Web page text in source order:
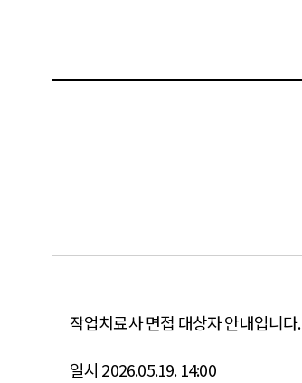
작업치료사 면접 대상자 안내입니다.
일시 2026.05.19. 14:00